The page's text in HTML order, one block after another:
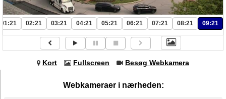
01:21 02:21 03:21 04:21 05:21 06:21 07:21 08:21 09:21
Kort Fullscreen Besøg Webkamera
Webkameraer i nærheden: